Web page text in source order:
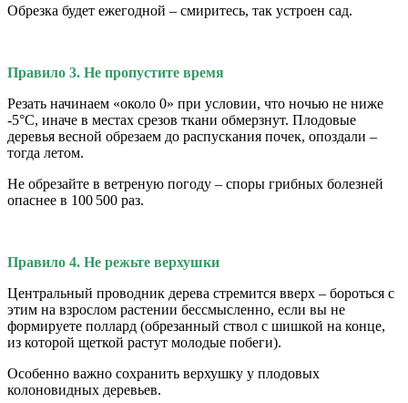
Обрезка будет ежегодной – смиритесь, так устроен сад.
Правило 3. Не пропустите время
Резать начинаем «около 0» при условии, что ночью не ниже
-5°С, иначе в местах срезов ткани обмерзнут. Плодовые
деревья весной обрезаем до распускания почек, опоздали –
тогда летом.
Не обрезайте в ветреную погоду – споры грибных болезней
опаснее в 100 500 раз.
Правило 4. Не режьте верхушки
Центральный проводник дерева стремится вверх – бороться с
этим на взрослом растении бессмысленно, если вы не
формируете поллард (обрезанный ствол с шишкой на конце,
из которой щеткой растут молодые побеги).
Особенно важно сохранить верхушку у плодовых
колоновидных деревьев.